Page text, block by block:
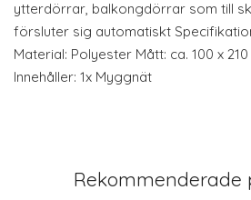
ytterdörrar, balkongdörrar som till
försluter sig automatiskt
Material: Polyester Mått: ca. 100 x
Innehåller: 1x Myggnät
Rekommenderade